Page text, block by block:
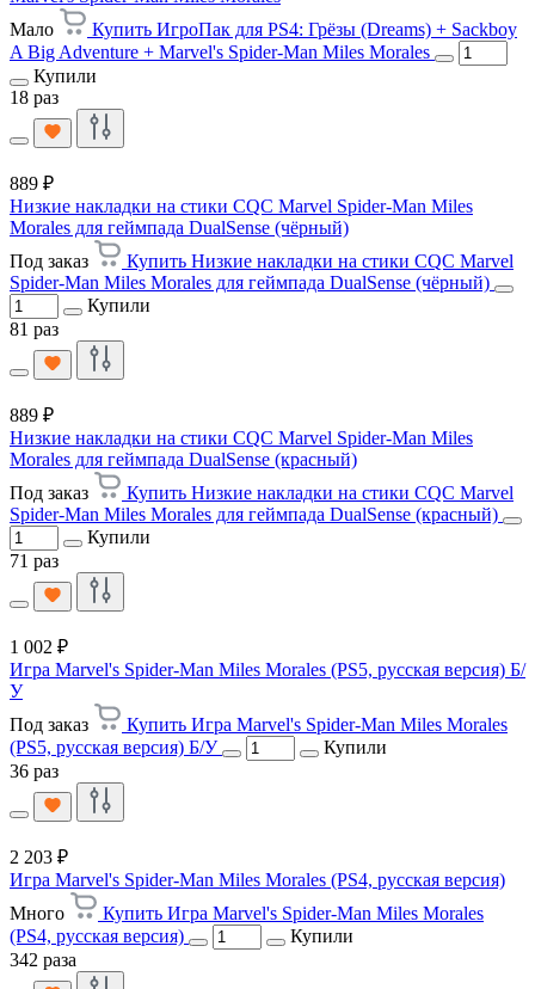
Мало
Купить ИгроПак для PS4: Грёзы (Dreams) + Sackboy
A Big Adventure + Marvel's Spider-Man Miles Morales
Купили
18 раз
889 ₽
Низкие накладки на стики CQC Marvel Spider-Man Miles
Morales для геймпада DualSense (чёрный)
Под заказ
Купить Низкие накладки на стики CQC Marvel
Spider-Man Miles Morales для геймпада DualSense (чёрный)
Купили
81 раз
889 ₽
Низкие накладки на стики CQC Marvel Spider-Man Miles
Morales для геймпада DualSense (красный)
Под заказ
Купить Низкие накладки на стики CQC Marvel
Spider-Man Miles Morales для геймпада DualSense (красный)
Купили
71 раз
1 002 ₽
Игра Marvel's Spider-Man Miles Morales (PS5, русская версия) Б/
У
Под заказ
Купить Игра Marvel's Spider-Man Miles Morales
(PS5, русская версия) Б/У
Купили
36 раз
2 203 ₽
Игра Marvel's Spider-Man Miles Morales (PS4, русская версия)
Много
Купить Игра Marvel's Spider-Man Miles Morales
(PS4, русская версия)
Купили
342 раза